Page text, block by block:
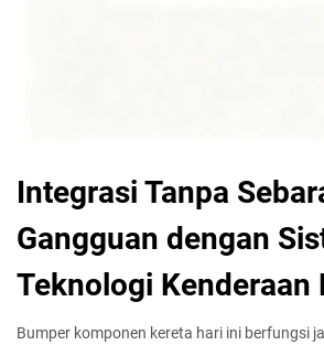
Integrasi Tanpa
Gangguan dengan
Teknologi Kenderaan
Bumper komponen kereta hari ini berfungsi